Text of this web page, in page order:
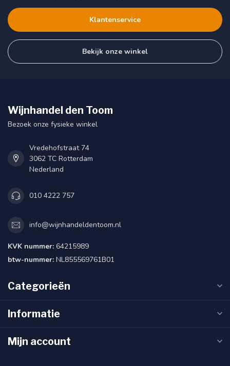
Klantenservice
Bekijk onze winkel
Wijnhandel den Toom
Bezoek onze fysieke winkel
Vredehofstraat 74
3062 TC Rotterdam
Nederland
010 4222 757
info@wijnhandeldentoom.nl
KVK nummer: 64215989
btw-nummer: NL855569761B01
Categorieën
Informatie
Mijn account